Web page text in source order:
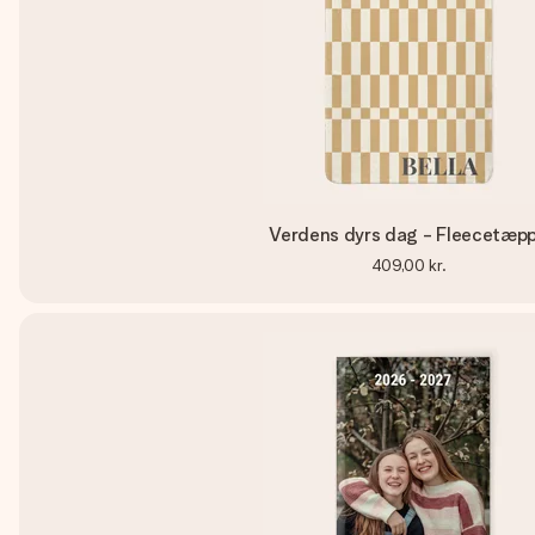
Verdens dyrs dag -
409,00 kr.